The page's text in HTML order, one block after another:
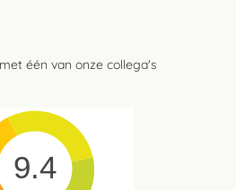
één van onze collega's
9.4